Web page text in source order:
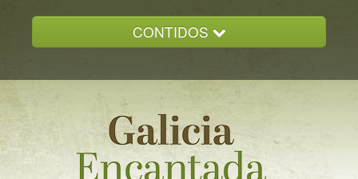
CONTIDOS
GALICIA ENCANTADA
DOCUMENTACION
NOVAS